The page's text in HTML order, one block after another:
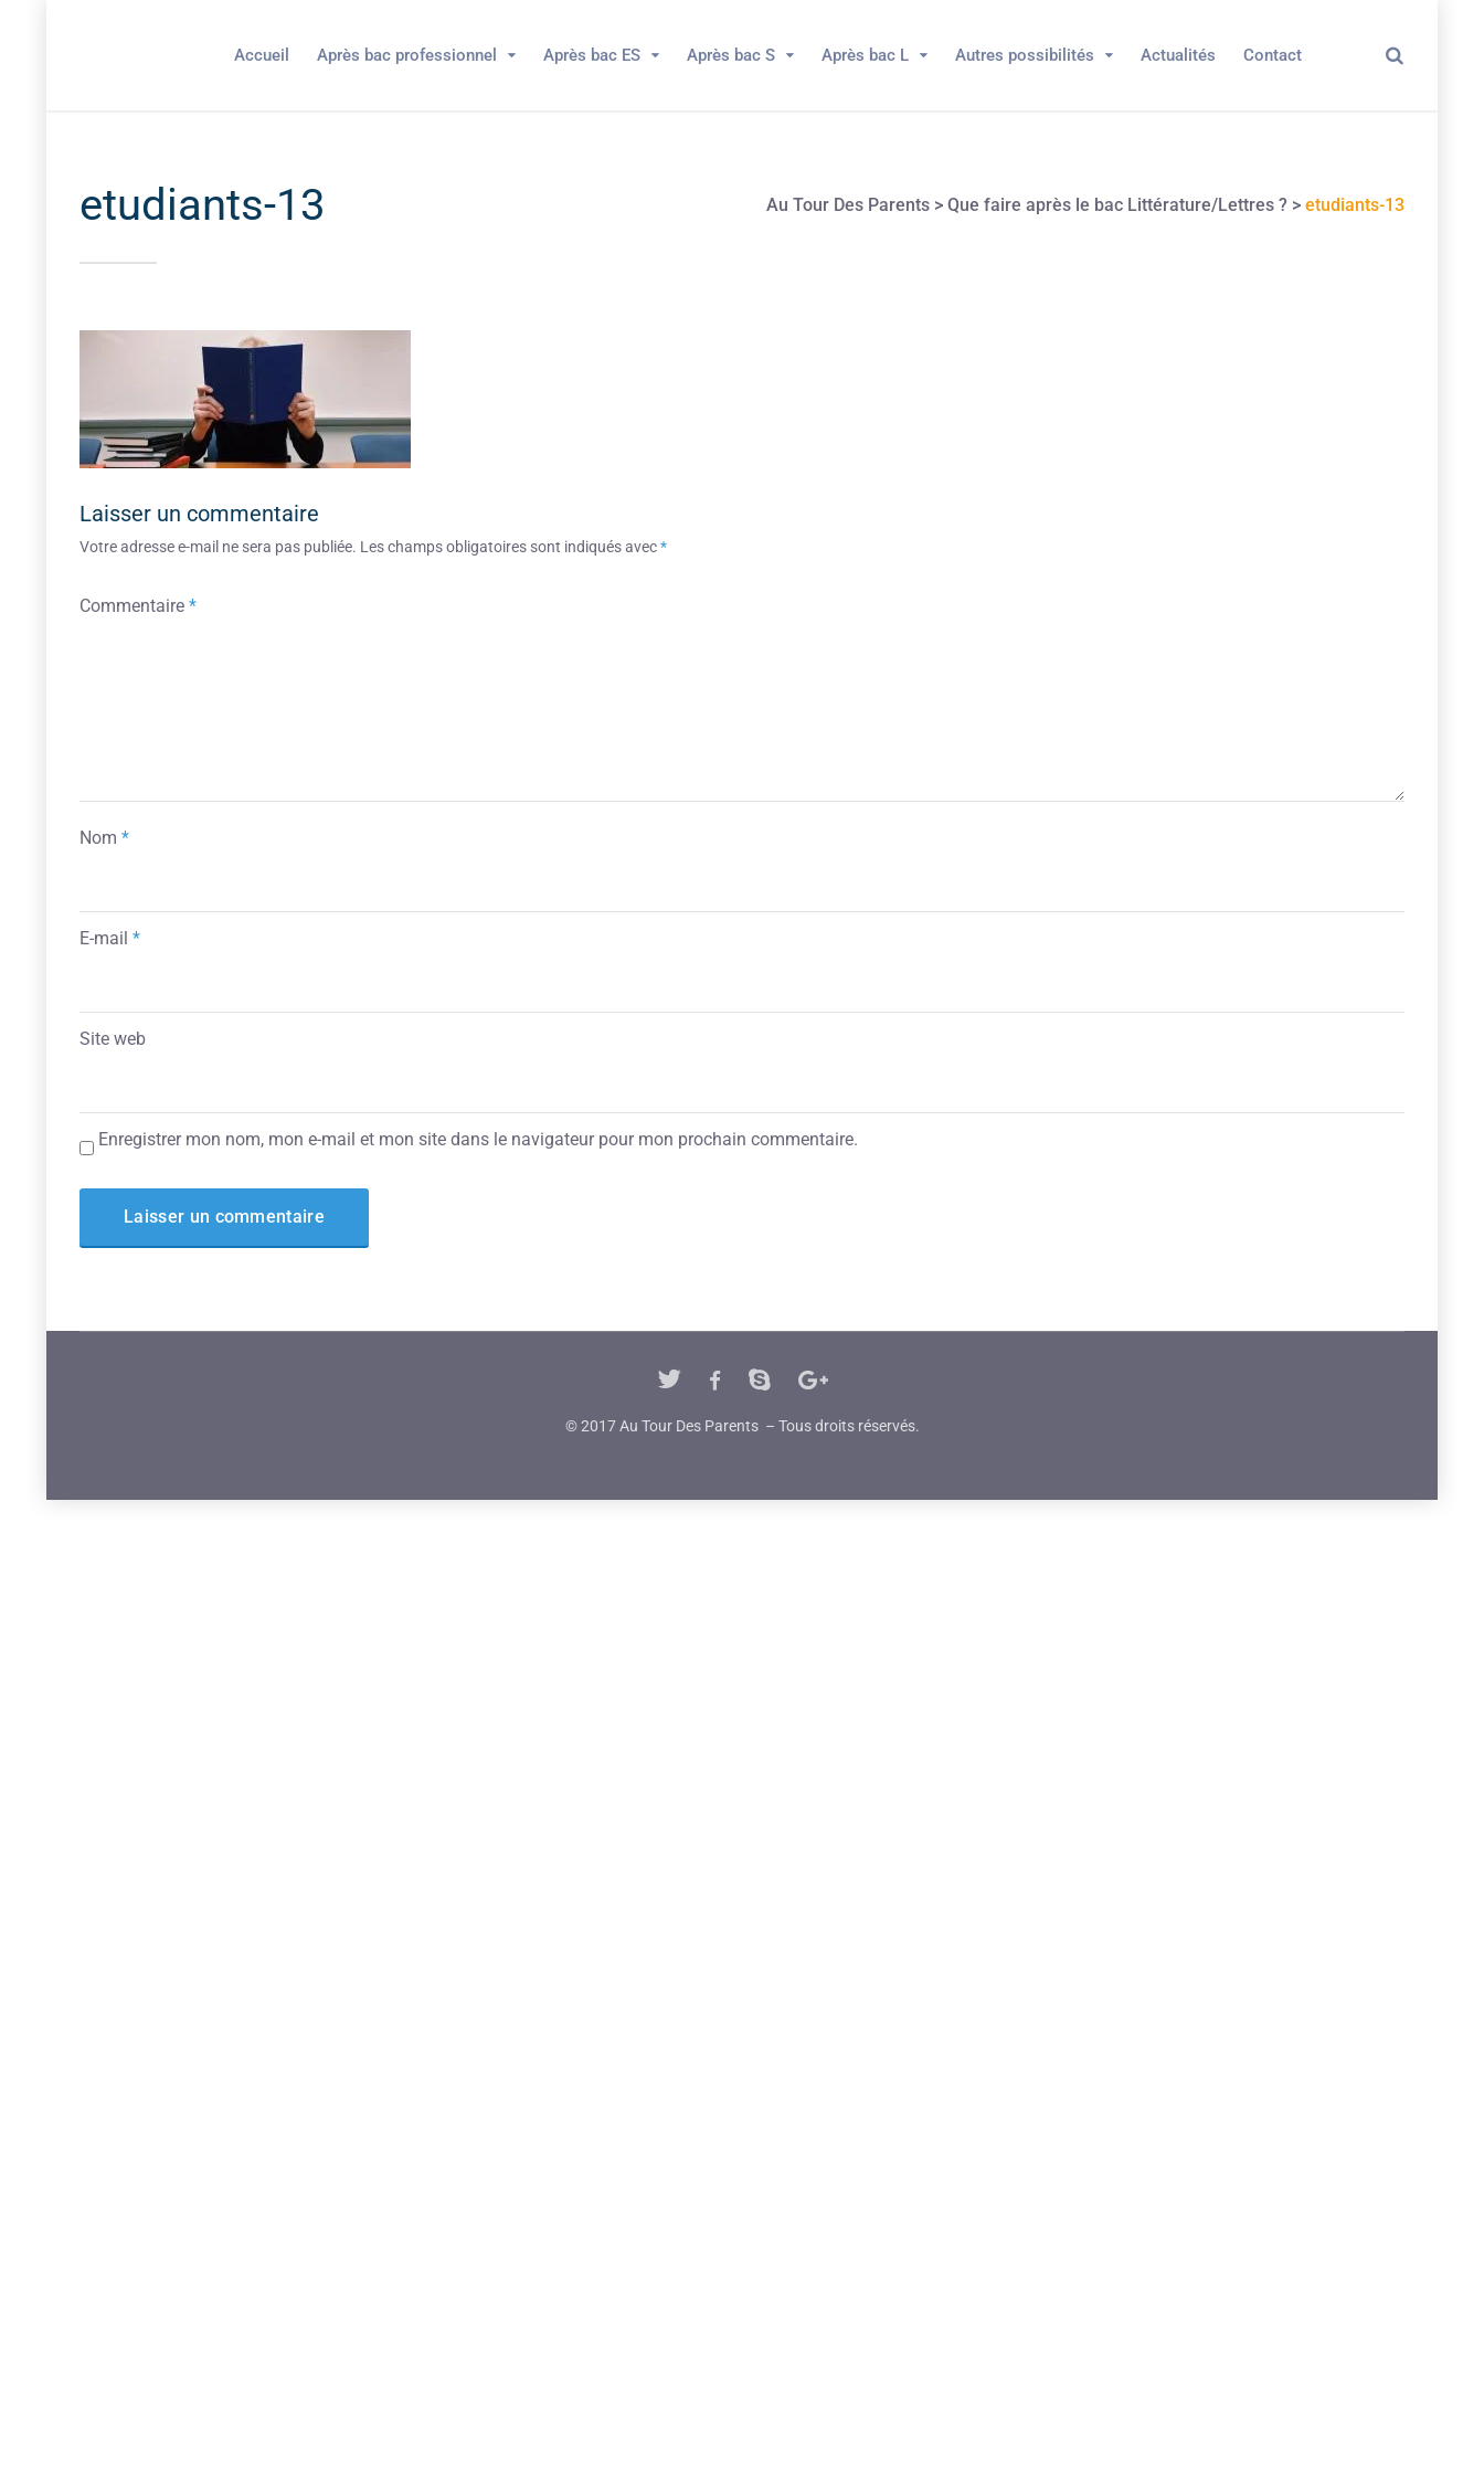
Accueil Après bac professionnel Après bac ES Après bac S Après bac L Autres possibilités Actualités Contact
etudiants-13 Au Tour Des Parents > Que faire après le bac Littérature/Lettres ? > etudiants-13
Laisser un commentaire
Votre adresse e-mail ne sera pas publiée. Les champs obligatoires sont indiqués avec*
Commentaire *
Nom *
E-mail *
Site web
Enregistrer mon nom, mon e-mail et mon site dans le navigateur pour mon prochain commentaire.
© 2017 Au Tour Des Parents – Tous droits réservés.